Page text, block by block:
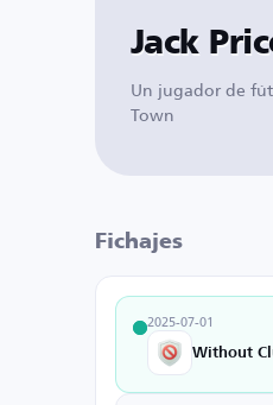
Jack
Un jugador de
Town
Fichajes
2025-07-01
Without